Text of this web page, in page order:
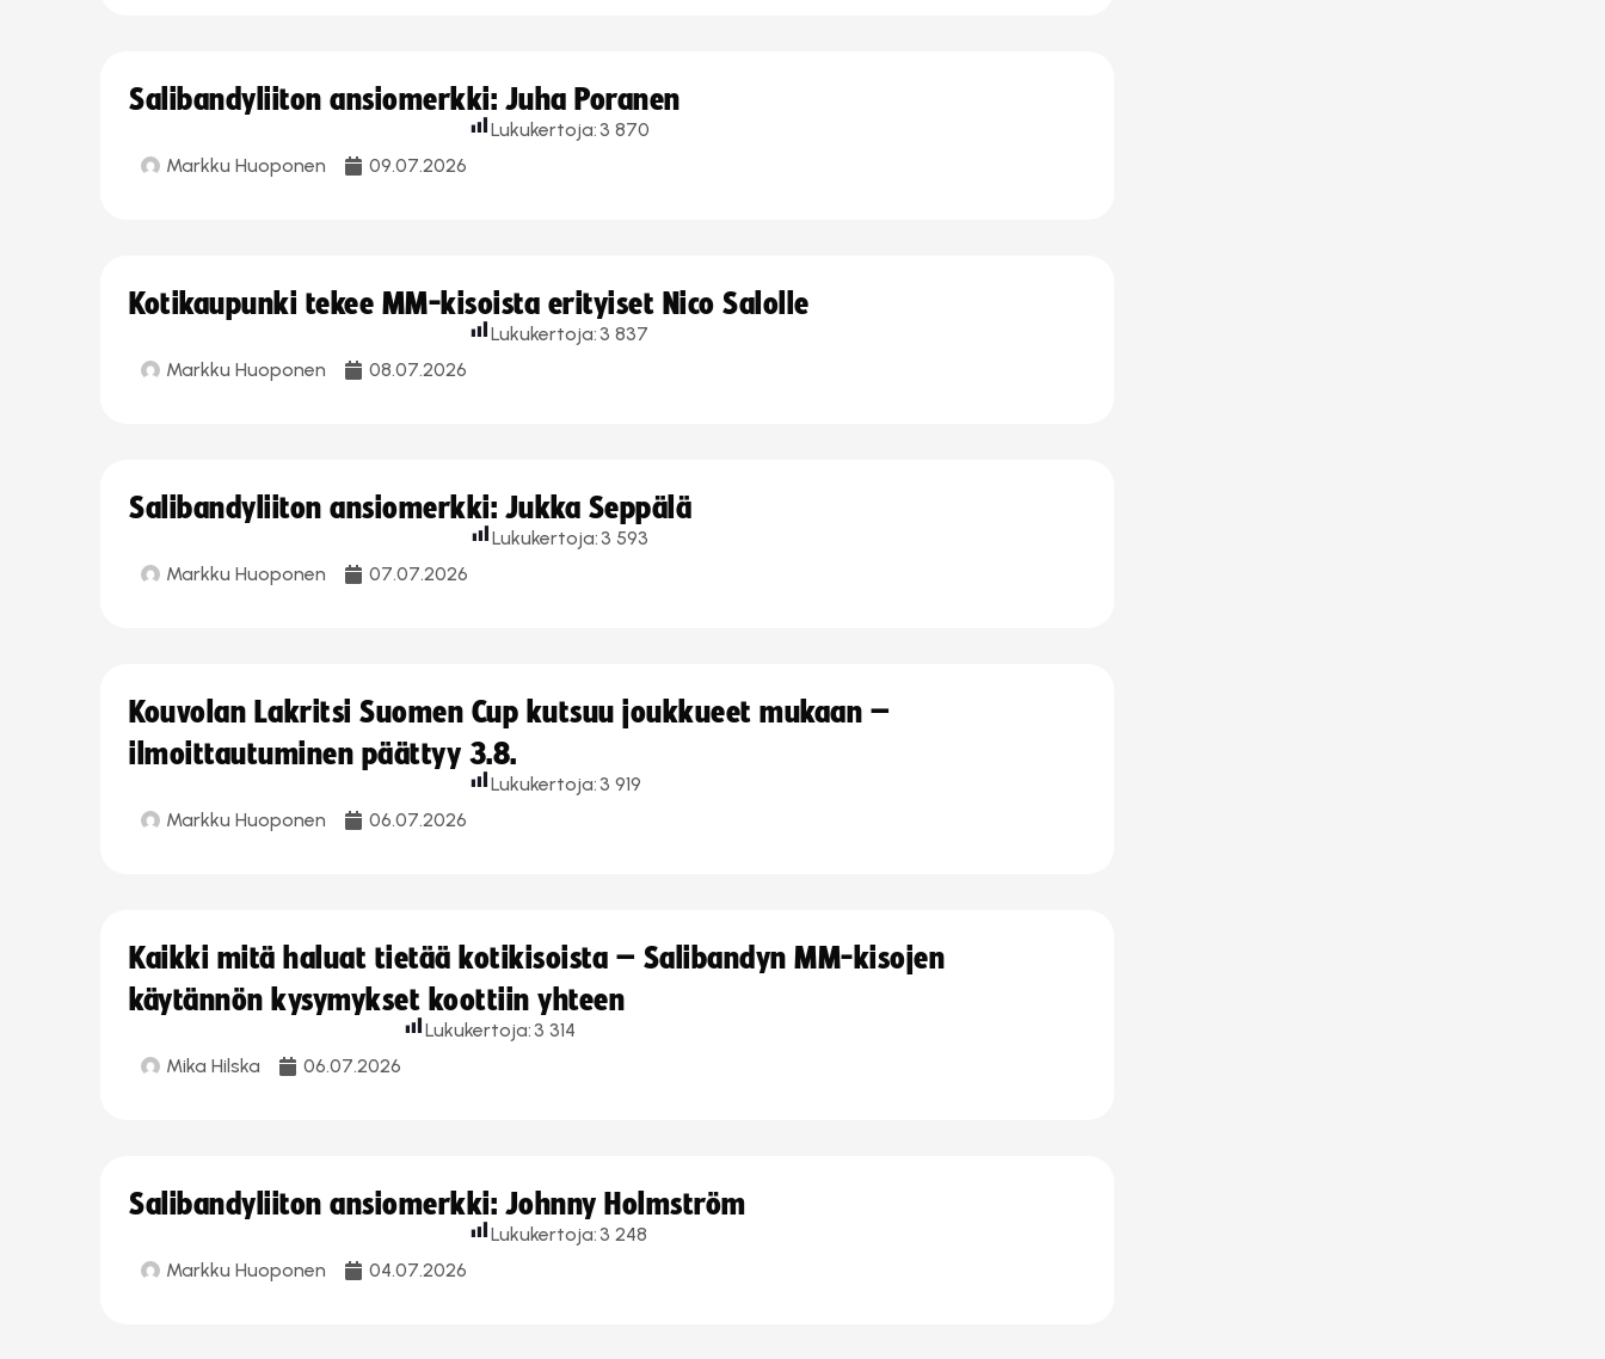
Salibandyliiton ansiomerkki: Juha Poranen
Markku Huoponen 09.07.2026
Lukukertoja: 3 870
Kotikaupunki tekee MM-kisoista erityiset Nico Salolle
Markku Huoponen 08.07.2026
Lukukertoja: 3 837
Salibandyliiton ansiomerkki: Jukka Seppälä
Markku Huoponen 07.07.2026
Lukukertoja: 3 593
Kouvolan Lakritsi Suomen Cup kutsuu joukkueet mukaan –
ilmoittautuminen päättyy 3.8.
Markku Huoponen 06.07.2026
Lukukertoja: 3 919
Kaikki mitä haluat tietää kotikisoista – Salibandyn MM-kisojen
käytännön kysymykset koottiin yhteen
Mika Hilska 06.07.2026
Lukukertoja: 3 314
Salibandyliiton ansiomerkki: Johnny Holmström
Markku Huoponen 04.07.2026
Lukukertoja: 3 248